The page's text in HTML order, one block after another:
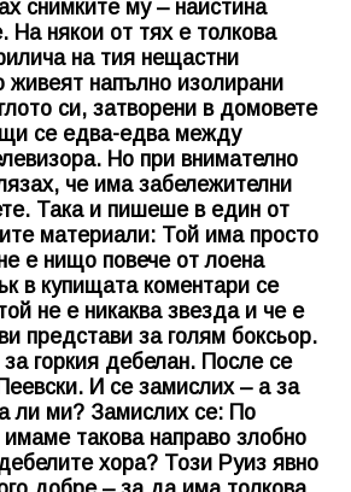
снимките му – наистина
На някои от тях е толкова
на тия нещастни
живеят напълно изолирани
си, затворени в домовете
се едва-едва между
Но при внимателно
че има забележителни
Така и пишеше в един от
материали: Той има просто
е нищо повече от лоена
в купищата коментари се
не е никаква звезда и че е
представи за голям боксьор.
горкия дебелан. После се
И се замислих – а за
ли ми? Замислих се: По
такова направо злобно
хора? Този Руиз явно